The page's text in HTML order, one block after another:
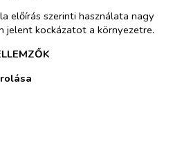
előírás szerinti használata nagy
jelent kockázatot a környezetre.